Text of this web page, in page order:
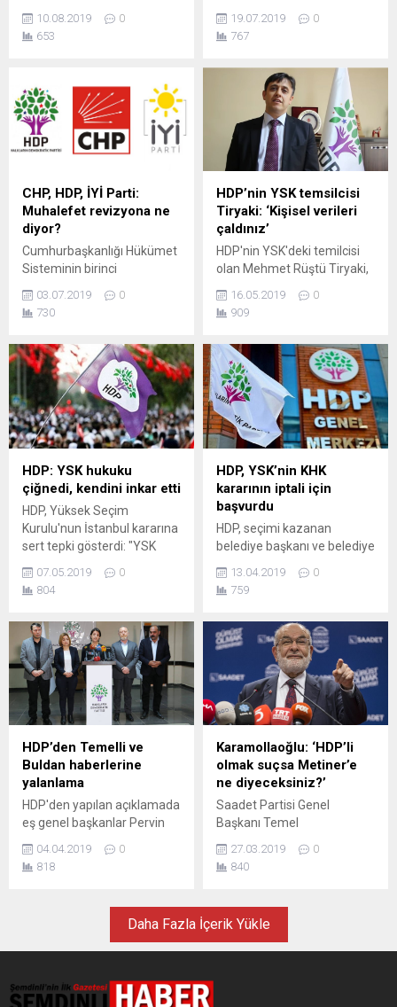
iadesi için yayınlanan ortak
metinde neden yer
Açıklamada, "İktidara geldiği
2002’den 2014 sonuna
kadar Cemaate her türlü
desteği sunan, bu desteği
defalarca en üst düzeydeki
getiren AKP iktidarının, bu
yapının büyümesindeki
sorumluluğunu...
10.08.2019
0
653
öldürülmesini kınadı.
"Beklentimiz, bu karanlık ve
barındıran olayın bir an önce
ve herhangi bir şüpheye yer
bırakılmayacak şekilde
aydınlatılmasıdır" çağrısı
yapan HDP, bir
milletvekillerinin, saldırının
faili olarak açıklanan kardeşi
üzerinden hedef
yapılmasına da tepki
gösterdi. Irak...
19.07.2019
0
767
CHP, HDP, İYİ Parti:
Muhalefet revizyona ne
diyor?
Cumhurbaşkanlığı Hükümet
Sisteminin birinci
yıldönümünde
“rehabilitasyon”, “revizyon”
gündemde.
bünyesinde başlatılan
çalışmaya muhalefet
mesafeli. Sorunun
çözümünü parlamenter
sisteme dönüşte gören
partilerin olmazsa olmazları
tarafsız Cumhurbaşkanı,
kuvvetler ayrılığı, Meclis’in
güçlendirilmesi… 24 Haziran
seçimlerinin ardından
yürürlüğe giren
Cumhurbaşkanlığı Hükümet
Sistemi birinci
yıldönümünde yeniden
Cumhurbaşkanı Recep
Tayyip Erdoğan, “böylesine
büyük bir...
03.07.2019
0
730
HDP’nin YSK temsilcisi
Tiryaki: ‘Kişisel verileri
çaldınız’
HDP'nin YSK'deki temilcisi
olan Mehmet Rüştü Tiryaki,
mecliste yaptığı konuşmada
AK Parti’nin kişisel verileri
çaldığını söyledi: TC kimlik
bunların nerede çalıştığına
dair bilgileri SGK’den aldınız,
BAĞ-KUR’dan aldınız; bütün
verileri aldınız, devletin
bütün olanaklarını
kullandınız. HDP’nin
YSK’deki temsilcisi olan
Mehmet Rüştü Tiryaki, dün
TBMM’de yaptığı
konuşmada AK Parti’nin
İstanbul...
16.05.2019
0
909
HDP: YSK hukuku
çiğnedi, kendini inkar etti
HDP, Yüksek Seçim
Kurulu'nun İstanbul kararına
sert tepki gösterdi: "YSK
inkar ederek ve iktidar
baskısına boyun eğerek,
meşruiyeti olmayan bir
karar almıştır. Hakimler bir
kez daha cübbelerini
iliklemiş, vicdani ve hukuki
değerleri yok saymıştır."
Yüksek Seçim Kurulu’nin
İstanbul kararına, HDP sert
tepki gösterdi. HDP’nin...
07.05.2019
0
804
HDP, YSK’nin KHK
kararının iptali için
başvurdu
HDP, seçimi kazanan
belediye başkanı ve belediye
bazılarına KHK'li oldukları
gerekçesiyle mazbata
kararının iptali için YSK'ye
başvurdu. HDP yaptığı
başvuruda, "YSK yetkisini
aşmış, varoluş sebeplerinin
tartışılmasına sebep olacak
bir durum yaratmıştır" dedi.
HDP, seçimi kazanan
belediye başkanı ve belediye
meclis üyesi adaylarından
bazılarına KHK’li...
13.04.2019
0
759
HDP’den Temelli ve
Buldan haberlerine
yalanlama
HDP'den yapılan açıklamada
eş genel başkanlar Pervin
Buldan ve Sezai Temelli'nin
görevi bırakacağı şeklinde
yapılan haberler yalanladı.
toplantısında 'batı illerinde
aday göstermemek hata
yapılmadığı belirtildi. HDP Eş
Genel Başkanları Sezai
04.04.2019
0
818
Karamollaoğlu: ‘HDP’li
olmak suçsa Metiner’e
ne diyeceksiniz?’
Saadet Partisi Genel
Başkanı Temel
Karamollaoğlu, partisinde
PKK ile ilgili adaylar
bulunduğu iddialarına tepki
başkan yardımcılığı yapmış
Mehmet Metiner başta
olmak üzere bir çok ismin
27.03.2019
0
840
Daha Fazla İçerik Yükle